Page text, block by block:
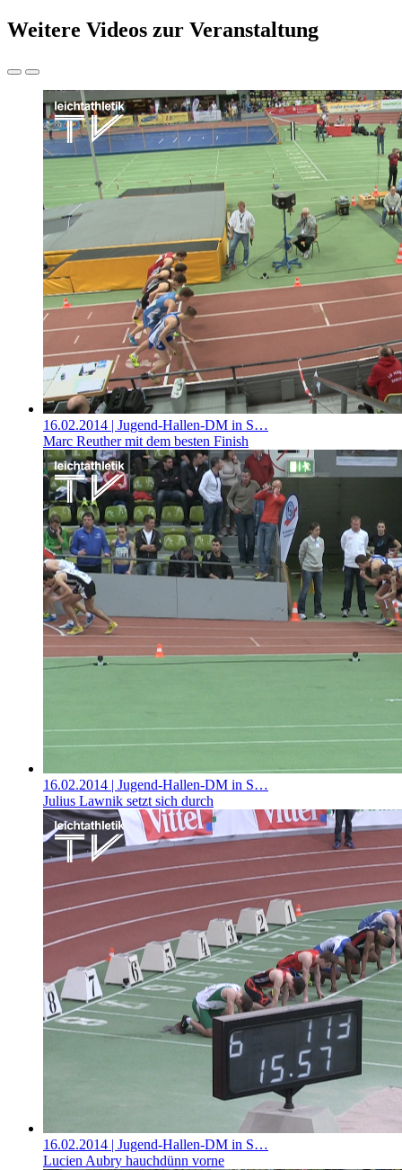
Weitere Videos zur Veranstaltung
16.02.2014 | Jugend-Hallen-DM in S…
Marc Reuther mit dem besten Finish
16.02.2014 | Jugend-Hallen-DM in S…
Julius Lawnik setzt sich durch
16.02.2014 | Jugend-Hallen-DM in S…
Lucien Aubry hauchdünn vorne